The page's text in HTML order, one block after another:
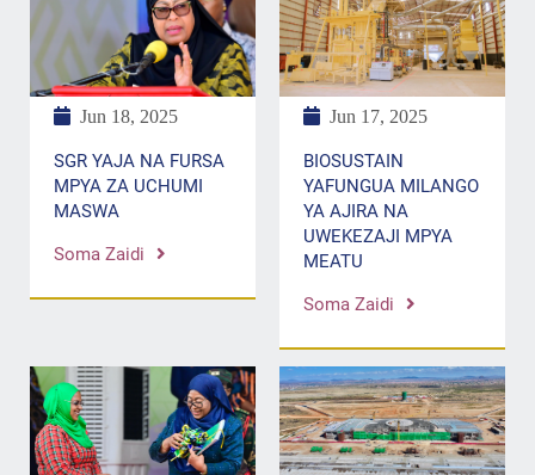
Jun 18, 2025
SGR YAJA NA FURSA
MPYA ZA UCHUMI
MASWA
Soma Zaidi
Jun 17, 2025
BIOSUSTAIN
YAFUNGUA MILANGO
YA AJIRA NA
UWEKEZAJI MPYA
MEATU
Soma Zaidi